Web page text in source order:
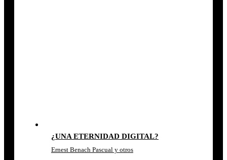
¿UNA ETERNIDAD DIGITAL?
Ernest Benach Pascual y otros